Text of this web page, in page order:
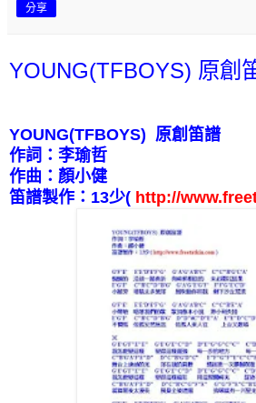
分享
YOUNG(TFBOYS) 原創
YOUNG(TFBOYS) 原創笛譜
作詞：李瑜哲
作曲：顏小健
笛譜製作： 13少( http://